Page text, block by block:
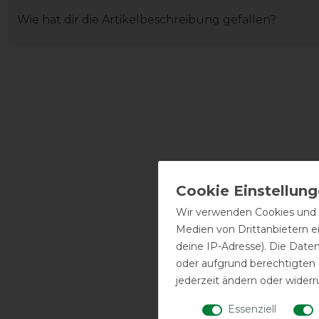
Wie hat dir die Artikelbeschreibung gefallen?
Wir verwenden Cookies
Medien von Drittanbietern
deine IP-Adresse). Die
oder aufgrund berechtigten
jederzeit ändern oder
Essenziell